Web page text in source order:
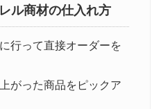
ル商材の仕入れ方
行って直接オーダーを
がった商品をピックア